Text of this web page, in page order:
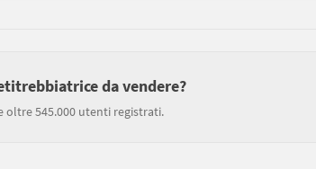
da vendere?
oltre 545.000 utenti registrati.